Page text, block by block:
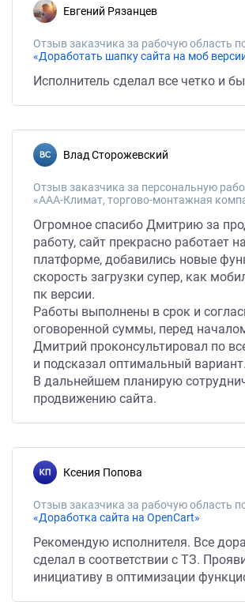
Евгений Рязанцев
Отзыв заказчика за рабочую область
Исполнитель сделал все четко и
Влад Сторожевский
Отзыв заказчика за персональную
«ААА-Климат, торгово-монтажная
Огромное спасибо Дмитрию за
работу, сайт прекрасно работает
платформе, добавились новые
скорость загрузки супер, как
пк версии.
Работы выполнены в срок и
оговоренной суммы, перед
Дмитрий проконсультировал по
и подсказал оптимальный вариант.
В дальнейшем планирую
продвижению сайта.
Ксения Попова
Отзыв заказчика за рабочую область
«Доработка сайта на OpenCart»
Рекомендую исполнителя. Все
сделал в соответствии с ТЗ.
инициативу в оптимизации